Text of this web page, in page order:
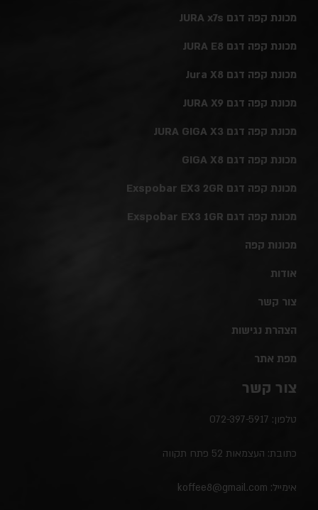
מכונת קפה דגם JURA x7s
מכונת קפה דגם JURA E8
מכונת קפה דגם Jura X8
מכונת קפה דגם JURA X9
מכונת קפה דגם JURA GIGA X3
מכונת קפה דגם GIGA X8
מכונת קפה דגם Exspobar EX3 2GR
מכונת קפה דגם Exspobar EX3 1GR
מכונות קפה
אודות
צור קשר
הצהרת נגישות
מפת אתר
צור קשר
טלפון: 072-397-5917
כתובת: העצמאות 52 פתח תקווה
אימייל: koffee8@gmail.com